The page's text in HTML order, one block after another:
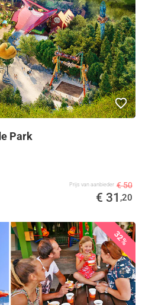
Park
Prijs van aanbieder € 50
€ 31 ,20
32%